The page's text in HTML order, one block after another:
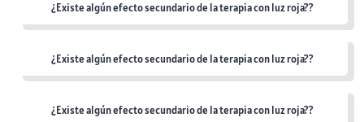
¿Existe algún efecto secundario de la terapia con luz roja??
¿Existe algún efecto secundario de la terapia con luz roja??
¿Existe algún efecto secundario de la terapia con luz roja??